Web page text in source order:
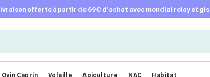
livraison offerte à partir de 69€ d’achat avec mondial relay et gls
Ovin Caprin Volaille Apiculture NAC Habitat